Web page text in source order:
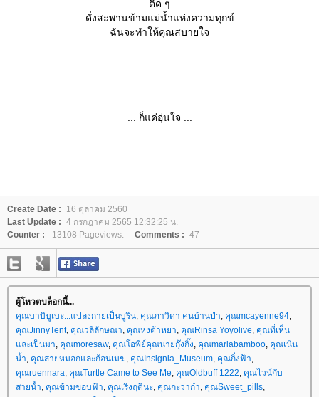
ติด ๆ
ดั่งสะพานข้ามแม่น้ำแห่งความทุกข์
ฉันจะทำให้คุณสบายใจ
... ก็แค่อุ่นใจ ...
Create Date :
16 ตุลาคม 2560
Last Update : 4 กรกฎาคม 2565 12:32:25 น.
Counter :
13108 Pageviews. Comments : 47
ผู้โหวตบล็อกนี้...
คุณบาบิบูเบะ...แปลงกายเป็นบูริน, คุณภาวิดา คนบ้านป่า, คุณmcayenne94,
คุณJinnyTent, คุณวลีลักษณา, คุณหงต้าหยา, คุณRinsa Yoyolive, คุณที่เห็น
ละเป็นมา, คุณmoresaw, คุณโอพีย์คุณนายกุ๊งกิ๊ง, คุณmariabamboo, คุณเนิน
น้ำ, คุณสายหมอกและก้อนเมฆ, คุณInsignia_Museum, คุณกิ่งฟ้า,
คุณruennara, คุณTurtle Came to See Me, คุณOldbuff 1222, คุณไวน์กับ
สายน้ำ, คุณข้ามขอบฟ้า, คุณเริงฤดีนะ, คุณกะว่าก๋า, คุณSweet_pills,